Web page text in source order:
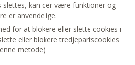
slettes, kan der være funktioner og
er anvendelige.
for at blokere eller slette cookies i
eller blokere tredjepartscookies
metode)